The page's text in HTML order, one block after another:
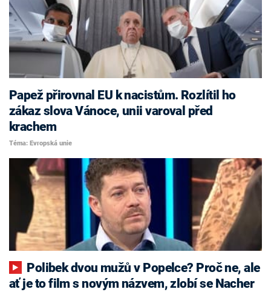
Papež přirovnal EU k nacistům. Rozlítil ho
zákaz slova Vánoce, unii varoval před
krachem
Téma: Evropská unie
ať je to film s novým názvem, zlobí se Nacher